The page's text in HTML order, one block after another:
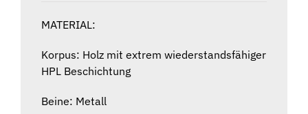
MATERIAL:
Korpus: Holz mit extrem wiederstandsfähiger
HPL Beschichtung
Beine: Metall